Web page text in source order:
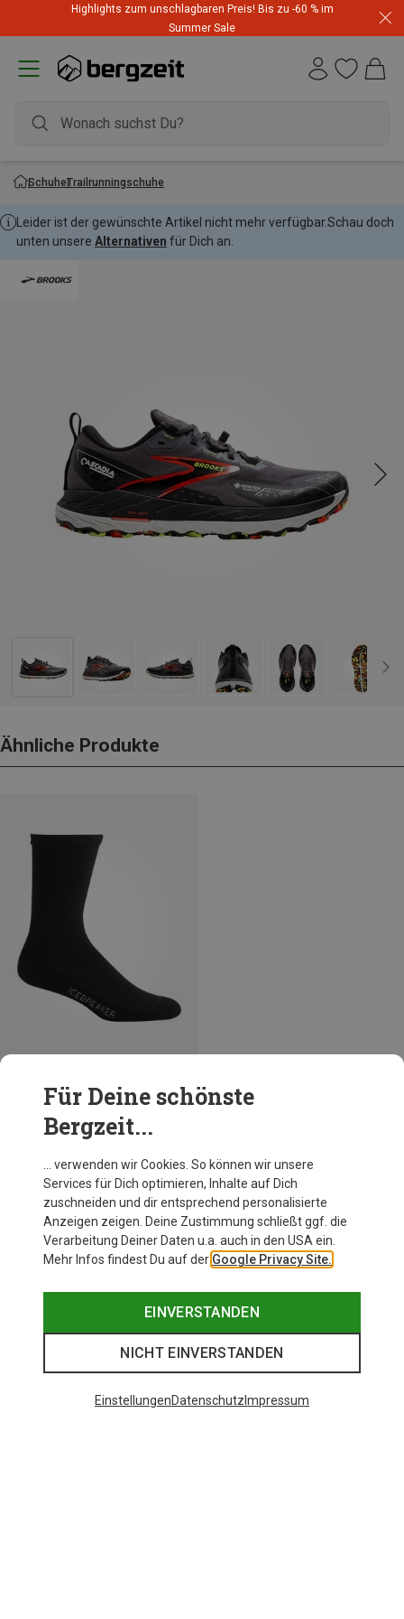
Highlights zum unschlagbaren Preis! Bis zu -60 % im
Summer Sale
SchuheTrailrunningschuhe
Leider ist der gewünschte Artikel nicht mehr verfügbar.Schau doch
unten unsere Alternativen für Dich an.
Ähnliche Produkte
Herren Lifestyle Crew Socken
39|40|41|41.5
42|43|44
Andere Kunden kauften auch
Für Deine schönste
Bergzeit...
… verwenden wir Cookies. So können wir unsere
Services für Dich optimieren, Inhalte auf Dich
zuschneiden und dir entsprechend personalisierte
Anzeigen zeigen. Deine Zustimmung schließt ggf. die
Verarbeitung Deiner Daten u.a. auch in den USA ein.
Mehr Infos findest Du auf der Google Privacy Site.
EINVERSTANDEN
NICHT EINVERSTANDEN
EinstellungenDatenschutz Impressum